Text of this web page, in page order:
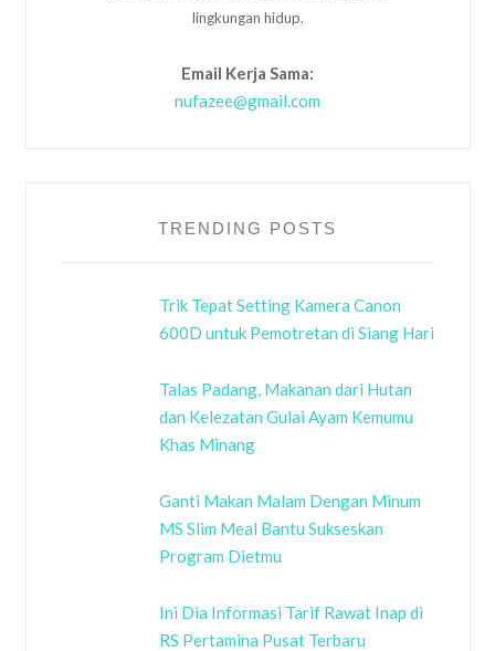
lingkungan hidup.
Email Kerja Sama:
nufazee@gmail.com
TRENDING POSTS
Trik Tepat Setting Kamera Canon
600D untuk Pemotretan di Siang Hari
Talas Padang, Makanan dari Hutan
dan Kelezatan Gulai Ayam Kemumu
Khas Minang
Ganti Makan Malam Dengan Minum
MS Slim Meal Bantu Sukseskan
Program Dietmu
Ini Dia Informasi Tarif Rawat Inap di
RS Pertamina Pusat Terbaru